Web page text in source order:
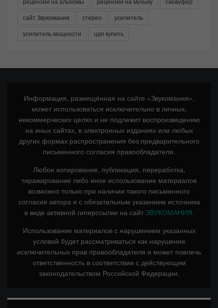
сайт Звукомания
стерео
усилитель
усилитель мощности
цап купить
Информация, размещённая на сайте «Звукомания»,
может использоваться исключительно в личных,
некоммерческих целях и не подлежит воспроизведению
на иных сайтах, в электронных изданиях или любых
других формах распространения без предварительного
письменного согласия правообладателя.
Любое копирование, публикация, переработка,
тиражирование либо иное использование материалов
возможно только при наличии такого письменного
согласия автора и с обязательным указанием источника
в виде активной гиперссылки на сайт ЗВУКОМАНИЯ.
Использование материалов с нарушением указанных
условий будет рассматриваться как нарушение
исключительных прав правообладателя и может повлечь
ответственность в соответствии с действующим
законодательством Российской Федерации.